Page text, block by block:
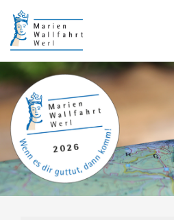
Wallfahrt
& Pilgern
& Seelsorge